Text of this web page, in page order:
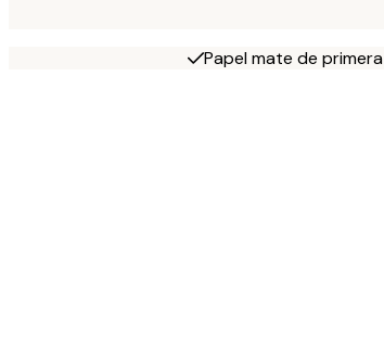
Papel mate de primera